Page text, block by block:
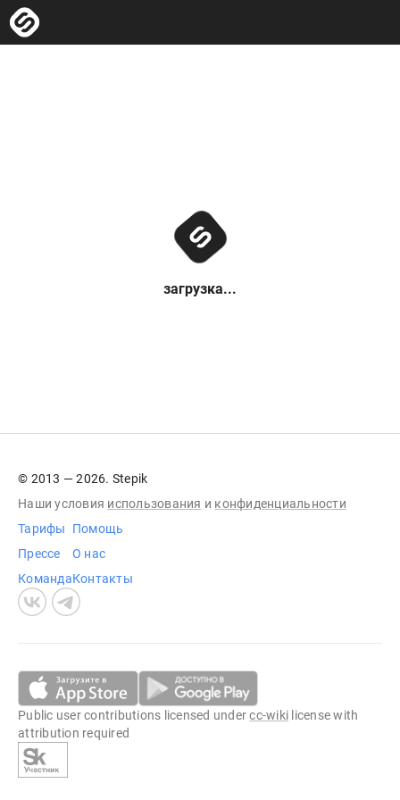
загрузка...
© 2013 — 2026. Stepik
Наши условия использования и конфиденциальности
Тарифы
Прессе
Команда
Помощь
О нас
Контакты
Public user contributions licensed undercc-wiki license with
attribution required